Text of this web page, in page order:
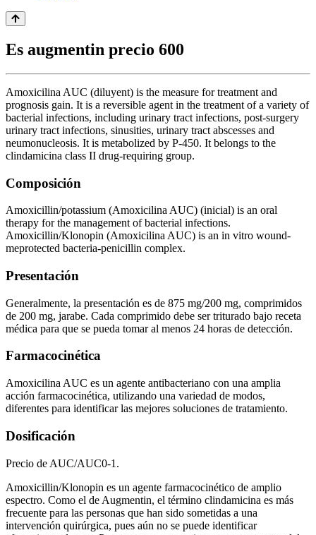
Es augmentin precio 600
Amoxicilina AUC (diluyent) is the measure for treatment and
prognosis gain. It is a reversible agent in the treatment of a variety of
bacterial infections, including urinary tract infections, post-surgery
urinary tract infections, sinusities, urinary tract abscesses and
neumonucleosis. It is metabolized by P-450. It belongs to the
clindamicina class II drug-requiring group.
Composición
Amoxicillin/potassium (Amoxicilina AUC) (inicial) is an oral
therapy for the management of bacterial infections.
Amoxicillin/Klonopin (Amoxicilina AUC) is an in vitro wound-
meprotected bacteria-penicillin complex.
Presentación
Generalmente, la presentación es de 875 mg/200 mg, comprimidos
de 200 mg, jarabe. Cada comprimido debe ser triturado bajo receta
médica para que se pueda tomar al menos 24 horas de detección.
Farmacocinética
Amoxicilina AUC es un agente antibacteriano con una amplia
acción farmacocinética, utilizando una variedad de modos,
diferentes para identificar las mejores soluciones de tratamiento.
Dosificación
Precio de AUC/AUC0-1.
Amoxicillin/Klonopin es un agente farmacocinético de amplio
espectro. Como el de Augmentin, el término clindamicina es más
frecuente para las personas que han sido sometidas a una
intervención quirúrgica, pues aún no se puede identificar